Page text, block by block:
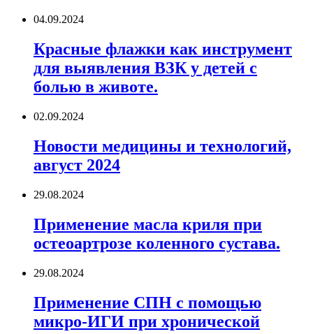
04.09.2024
Красные флажки как инструмент
для выявления ВЗК у детей с
болью в животе.
02.09.2024
Новости медицины и технологий,
август 2024
29.08.2024
Применение масла криля при
остеоартрозе коленного сустава.
29.08.2024
Применение СПН с помощью
микро-ИГИ при хронической